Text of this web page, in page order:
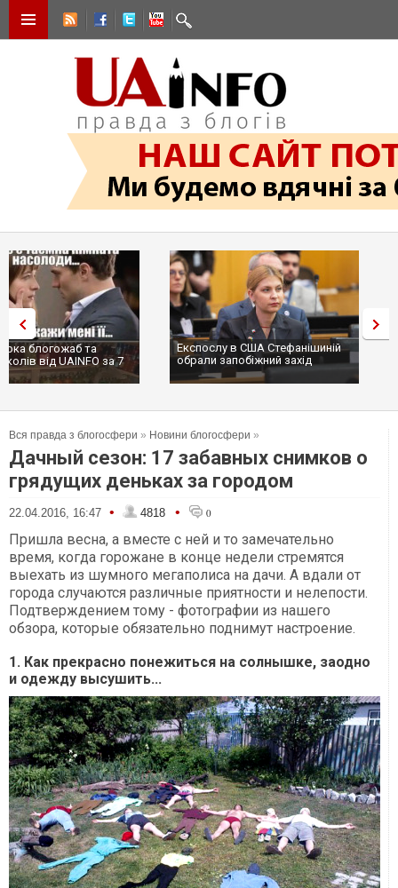
Експослу в США Стефанішиній
обрали запобіжний захід
Трамп не передасть Україні
сотні ракет до Patriot, бо у
...
Вся правда з блогосфери » Новини блогосфери »
Дачный сезон: 17 забавных снимков о
грядущих деньках за городом
22.04.2016, 16:47 • 4818 • 0
Пришла весна, а вместе с ней и то замечательно
время, когда горожане в конце недели стремятся
выехать из шумного мегаполиса на дачи. А вдали от
города случаются различные приятности и нелепости.
Подтверждением тому - фотографии из нашего
обзора, которые обязательно поднимут настроение.
1. Как прекрасно понежиться на солнышке, заодно
и одежду высушить...